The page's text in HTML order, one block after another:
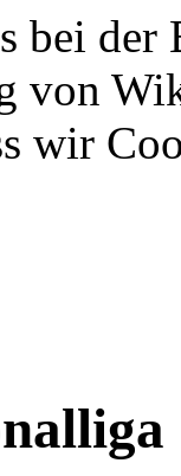
bei
von
wir